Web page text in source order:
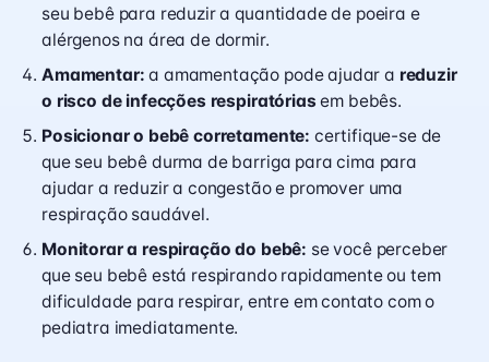
seu bebê para reduzir a quantidade de poeira e
alérgenos na área de dormir.
Amamentar:a amamentação pode ajudar a reduzir
o risco de infecções respiratórias em bebês.
Posicionar o bebê corretamente: certifique-se de
que seu bebê durma de barriga para cima para
ajudar a reduzir a congestão e promover uma
respiração saudável.
Monitorar a respiração do bebê: se você perceber
que seu bebê está respirando rapidamente ou tem
dificuldade para respirar, entre em contato com o
pediatra imediatamente.